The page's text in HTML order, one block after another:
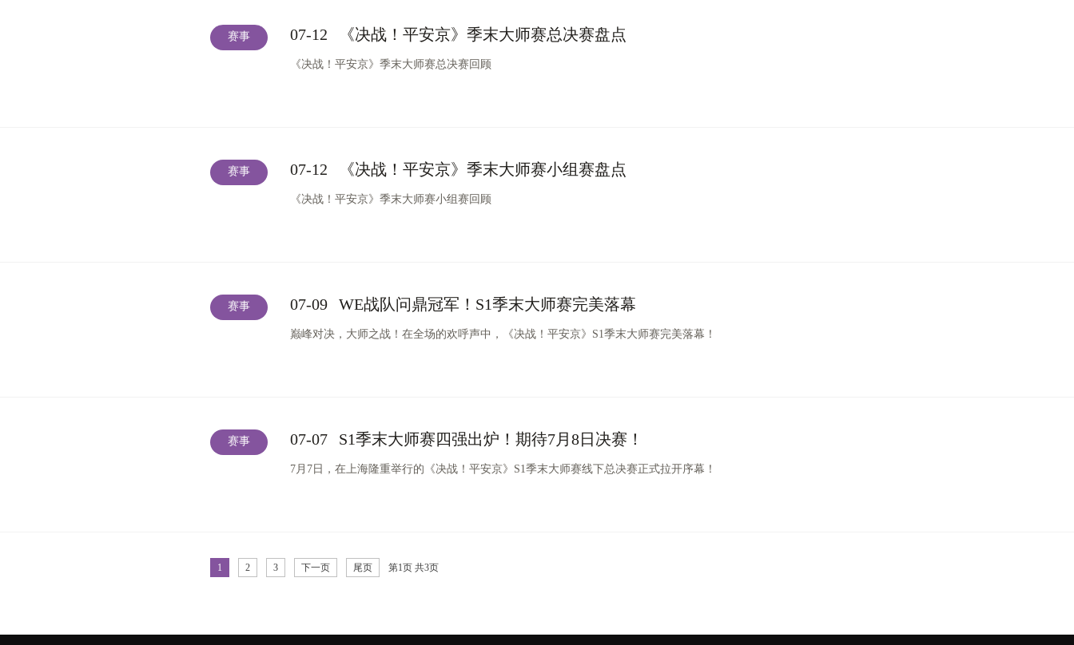
赛事 07-12 《决战！平安京》季末大师赛总决赛盘点
《决战！平安京》季末大师赛总决赛回顾
赛事 07-12 《决战！平安京》季末大师赛小组赛盘点
《决战！平安京》季末大师赛小组赛回顾
赛事 07-09 WE战队问鼎冠军！S1季末大师赛完美落幕
巅峰对决，大师之战！在全场的欢呼声中，《决战！平安京》S1季末大师赛完美落幕！
赛事 07-07 S1季末大师赛四强出炉！期待7月8日决赛！ ​​​​
7月7日，在上海隆重举行的《决战！平安京》S1季末大师赛线下总决赛正式拉开序幕！
1 2 3 下一页 尾页 第1页 共3页